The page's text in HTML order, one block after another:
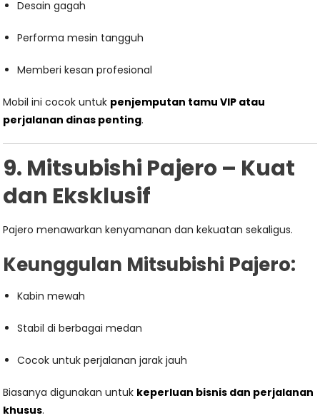
Desain gagah
Performa mesin tangguh
Memberi kesan profesional
Mobil ini cocok untuk penjemputan tamu VIP atau
perjalanan dinas penting.
9. Mitsubishi Pajero – Kuat
dan Eksklusif
Pajero menawarkan kenyamanan dan kekuatan sekaligus.
Keunggulan Mitsubishi Pajero:
Kabin mewah
Stabil di berbagai medan
Cocok untuk perjalanan jarak jauh
Biasanya digunakan untuk keperluan bisnis dan perjalanan
khusus.